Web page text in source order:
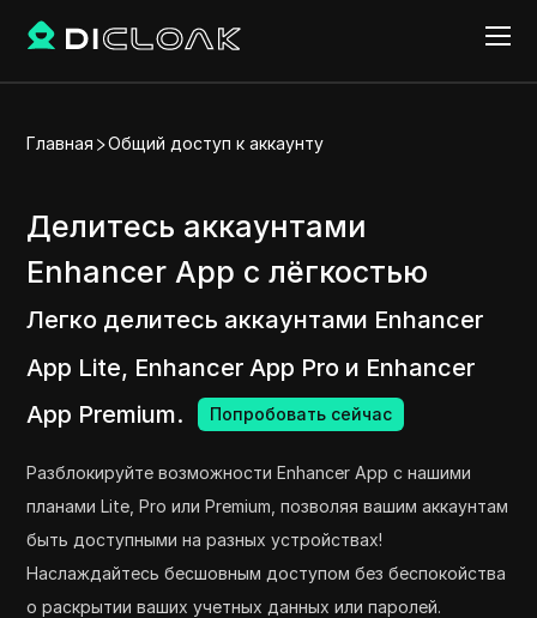
Главная Общий доступ к аккаунту
Делитесь аккаунтами
Enhancer App с лёгкостью
Легко делитесь аккаунтами Enhancer
App Lite, Enhancer App Pro и Enhancer
App Premium.
Попробовать сейчас
Разблокируйте возможности Enhancer App с нашими
планами Lite, Pro или Premium, позволяя вашим аккаунтам
быть доступными на разных устройствах!
Наслаждайтесь бесшовным доступом без беспокойства
о раскрытии ваших учетных данных или паролей.